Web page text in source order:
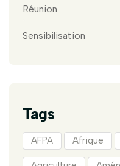
Réunion
Sensibilisation
Tags
AFPA Afrique